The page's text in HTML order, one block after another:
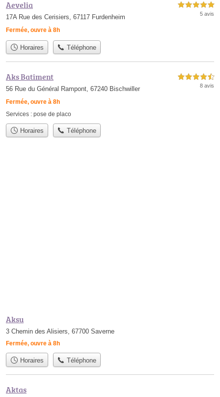
Aevelia
17A Rue des Cerisiers, 67117 Furdenheim
Fermée, ouvre à 8h
5,0 étoiles sur 5
5 avis
Horaires Téléphone
Aks Batiment
56 Rue du Général Rampont, 67240 Bischwiller
Fermée, ouvre à 8h
4,5 étoiles sur 5
8 avis
Services : pose de placo
Horaires Téléphone
Aksu
3 Chemin des Alisiers, 67700 Saverne
Fermée, ouvre à 8h
Horaires Téléphone
Aktas